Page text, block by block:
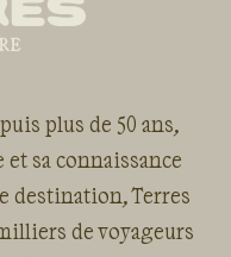
plus de 50 ans,
sa connaissance
destination, Terres
de voyageurs